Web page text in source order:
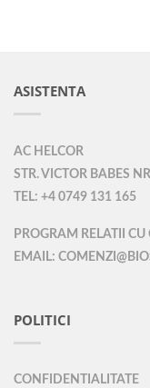
ASISTENTA
AC HELCOR
STR. VICTOR BABES
TEL: +4 0749 131 165
PROGRAM RELATII
EMAIL:
POLITICI
CONFIDENTIALITATE